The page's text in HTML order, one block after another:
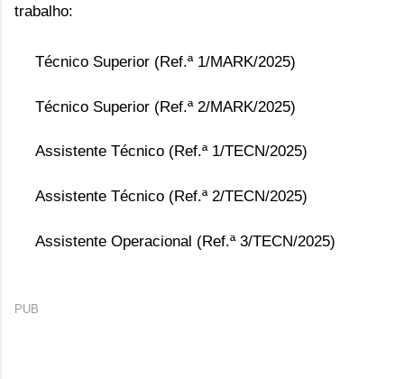
trabalho:
Técnico Superior (Ref.ª 1/MARK/2025)
Técnico Superior (Ref.ª 2/MARK/2025)
Assistente Técnico (Ref.ª 1/TECN/2025)
Assistente Técnico (Ref.ª 2/TECN/2025)
Assistente Operacional (Ref.ª 3/TECN/2025)
PUB